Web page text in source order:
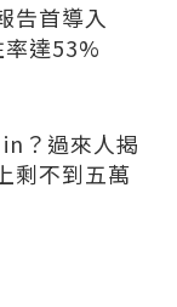
告首導入
達53%
？過來人揭
剩不到五萬